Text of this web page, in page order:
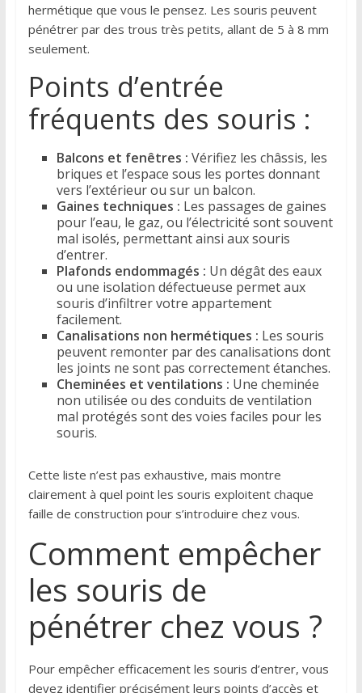
hermétique que vous le pensez. Les souris peuvent
pénétrer par des trous très petits, allant de 5 à 8 mm
seulement.
Points d’entrée
fréquents des souris :
Balcons et fenêtres : Vérifiez les châssis, les
briques et l’espace sous les portes donnant
vers l’extérieur ou sur un balcon.
Gaines techniques : Les passages de gaines
pour l’eau, le gaz, ou l’électricité sont souvent
mal isolés, permettant ainsi aux souris
d’entrer.
Plafonds endommagés : Un dégât des eaux
ou une isolation défectueuse permet aux
souris d’infiltrer votre appartement
facilement.
Canalisations non hermétiques : Les souris
peuvent remonter par des canalisations dont
les joints ne sont pas correctement étanches.
Cheminées et ventilations : Une cheminée
non utilisée ou des conduits de ventilation
mal protégés sont des voies faciles pour les
souris.
Cette liste n’est pas exhaustive, mais montre
clairement à quel point les souris exploitent chaque
faille de construction pour s’introduire chez vous.
Comment empêcher
les souris de
pénétrer chez vous ?
Pour empêcher efficacement les souris d’entrer, vous
devez identifier précisément leurs points d’accès et